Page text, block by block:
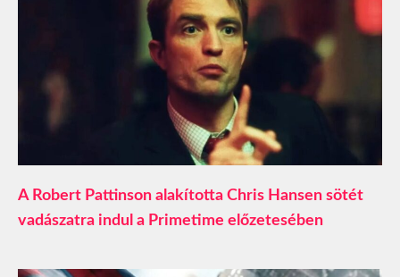
A Robert Pattinson alakította Chris Hansen sötét
vadászatra indul a Primetime előzetesében